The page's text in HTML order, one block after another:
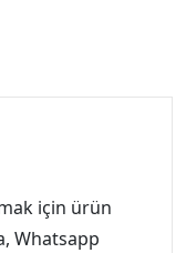
için ürün
Whatsapp